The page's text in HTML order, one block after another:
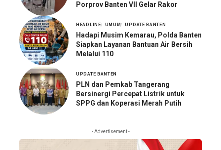
Porprov Banten VII Gelar Rakor
HEADLINE UMUM UPDATE BANTEN
Hadapi Musim Kemarau, Polda Banten
Siapkan Layanan Bantuan Air Bersih
Melalui 110
UPDATE BANTEN
PLN dan Pemkab Tangerang
Bersinergi Percepat Listrik untuk
SPPG dan Koperasi Merah Putih
- Advertisement -